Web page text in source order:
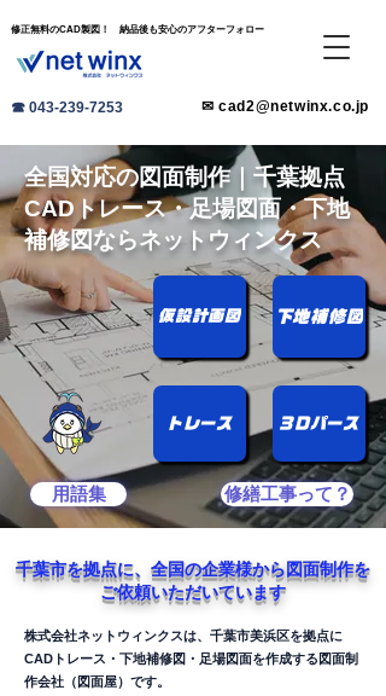
​修正無料のCAD製図！ 納品後も安心のアフターフォロー
☎ 043-239-7253 ✉ cad2@netwinx.co.jp
全国対応の図面制作｜千葉拠点
CADトレース・足場図面・下地
補修図ならネットウィンクス
用語集
仮設計画図 下地補修図
トレース 3Dパース
修繕工事って？
千葉市を拠点に、全国の企業様から図面制作を
ご依頼いただいています
株式会社ネットウィンクスは、千葉市美浜区を拠点に
CADトレース・下地補修図・足場図面を作成する図面制
作会社（図面屋）です。